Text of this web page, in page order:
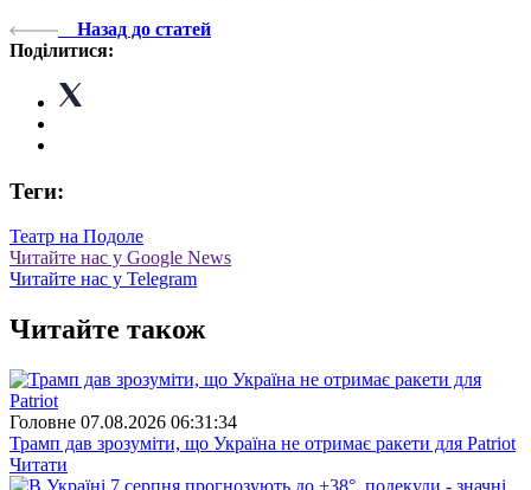
Назад до статей
Поділитися:
Теги:
Театр на Подоле
Читайте нас у Google News
Читайте нас у Telegram
Читайте також
Головне 07.08.2026 06:31:34
Трамп дав зрозуміти, що Україна не отримає ракети для Patriot
Читати